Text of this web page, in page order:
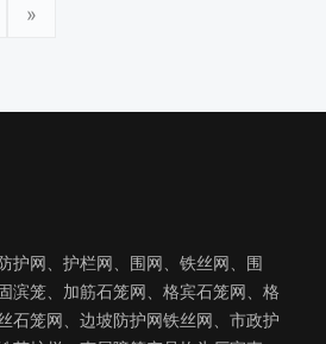
»
护网、护栏网、围网、铁丝网、围
滨笼、加筋石笼网、格宾石笼网、格
石笼网、边坡防护网铁丝网、市政护